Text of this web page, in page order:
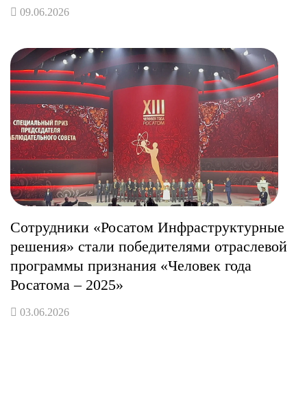
09.06.2026
Сотрудники «Росатом Инфраструктурные
решения» стали победителями отраслевой
программы признания «Человек года
Росатома – 2025»
03.06.2026